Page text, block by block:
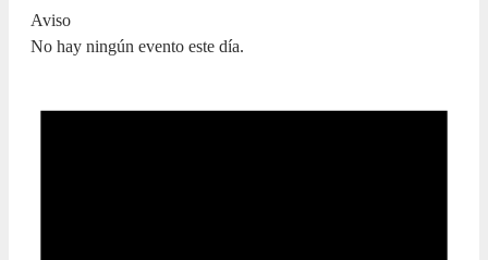
Aviso
No hay ningún evento este día.